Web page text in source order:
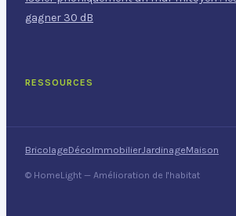
gagner 30 dB
RESSOURCES
BricolageDécoImmobilierJardinageMaison
© HomeLight — Amélioration de l'habitat